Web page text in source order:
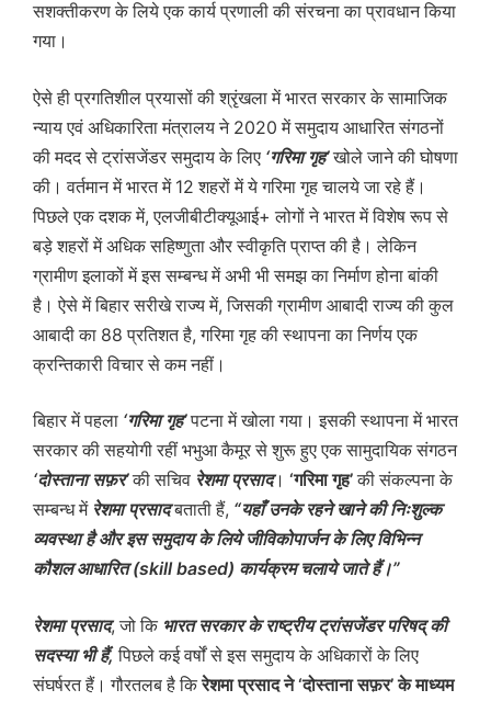
सशक्तीकरण के लिये एक कार्य प्रणाली की संरचना का प्रावधान किया
गया।
ऐसे ही प्रगतिशील प्रयासों की श्रृंखला में भारत सरकार के सामाजिक
न्याय एवं अधिकारिता मंत्रालय ने 2020 में समुदाय आधारित संगठनों
की मदद से ट्रांसजेंडर समुदाय के लिए ‘गरिमा गृह’खोले जाने की घोषणा
की। वर्तमान में भारत में 12 शहरों में ये गरिमा गृह चालये जा रहे हैं।
पिछले एक दशक में, एलजीबीटीक्यूआई+ लोगों ने भारत में विशेष रूप से
बड़े शहरों में अधिक सहिष्णुता और स्वीकृति प्राप्त की है। लेकिन
ग्रामीण इलाकों में इस सम्बन्ध में अभी भी समझ का निर्माण होना बांकी
है। ऐसे में बिहार सरीखे राज्य में, जिसकी ग्रामीण आबादी राज्य की कुल
आबादी का 88 प्रतिशत है, गरिमा गृह की स्थापना का निर्णय एक
क्रन्तिकारी विचार से कम नहीं।
बिहार में पहला ‘गरिमा गृह’पटना में खोला गया। इसकी स्थापना में भारत
सरकार की सहयोगी रहीं भभुआ कैमूर से शुरू हुए एक सामुदायिक संगठन
‘दोस्ताना सफ़र’की सचिव रेशमा प्रसाद। ‘गरिमा गृह’की संकल्पना के
सम्बन्ध मेंरेशमा प्रसादबताती हैं, “यहाँ उनके रहने खाने की निःशुल्क
व्यवस्था है और इस समुदाय के लिये जीविकोपार्जन के लिए विभिन्न
कौशल आधारित (skill based) कार्यक्रम चलाये जाते हैं।”
रेशमा प्रसाद, जो कि भारत सरकार के राष्ट्रीय ट्रांसजेंडर परिषद् की
सदस्या भी हैं,पिछले कई वर्षों से इस समुदाय के अधिकारों के लिए
संघर्षरत हैं। गौरतलब है किरेशमा प्रसाद ने ‘दोस्ताना सफ़र’ के माध्यम